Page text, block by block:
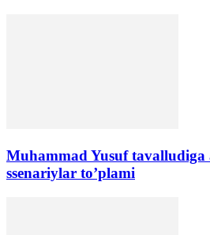
Muhammad Yusuf
ssenariylar to’plami